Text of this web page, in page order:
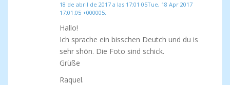
18 de abril de 2017 a las 17:01 05Tue, 18 Apr 2017
17:01:05 +000005.
Hallo!
Ich sprache ein bisschen Deutch und du is
sehr shön. Die Foto sind schick.
Grüße
Raquel.